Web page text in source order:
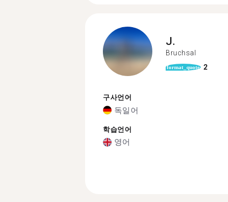
J.
Bruchsal
format_quote 2
구사언어
독일어
학습언어
영어